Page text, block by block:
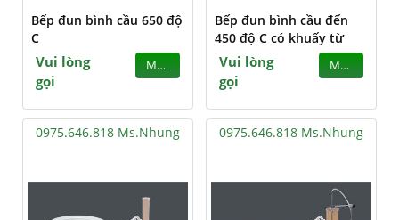
Bếp đun bình cầu 650 độ
C
Vui lòng
gọi
MUA
Bếp đun bình cầu đến
450 độ C có khuấy từ
Vui lòng
gọi
MUA
0975.646.818 Ms.Nhung 0975.646.818 Ms.Nhung